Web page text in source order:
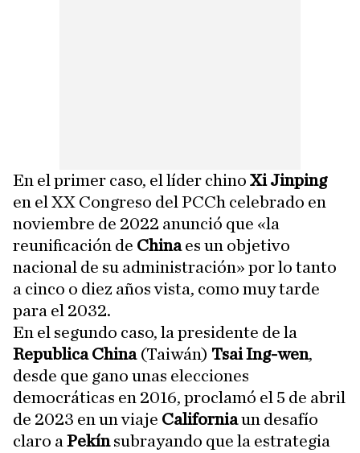
En el primer caso, el líder chino Xi Jinping
en el XX Congreso del PCCh celebrado en
noviembre de 2022 anunció que «la
reunificación de Chinaes un objetivo
nacional de su administración» por lo tanto
a cinco o diez años vista, como muy tarde
para el 2032.
En el segundo caso, la presidente de la
Republica China(Taiwán) Tsai Ing-wen,
desde que gano unas elecciones
democráticas en 2016, proclamó el 5 de abril
de 2023 en un viaje Californiaun desafío
claro a Pekínsubrayando que la estrategia